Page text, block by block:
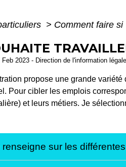
> Comment faire si
2023 - Direction de l'information
propose une grande
Pour cibler les emplois
et leurs métiers. Je
renseigne sur les